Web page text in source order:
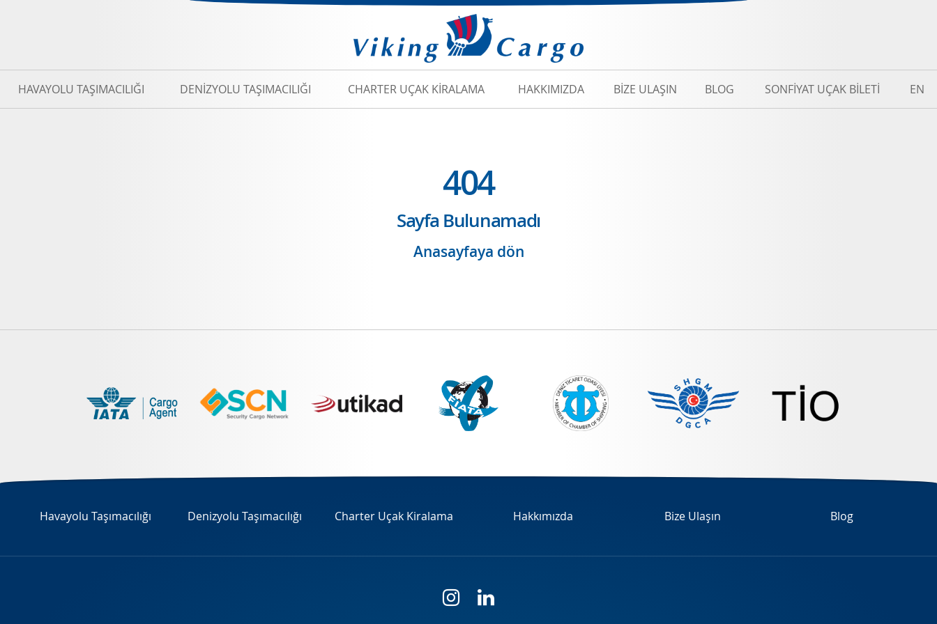
HAVAYOLU TAŞIMACILIĞI DENIZYOLU TAŞIMACILIĞI CHARTER UÇAK KIRALAMA HAKKIMIZDA BIZE ULAŞIN BLOG SONFIYAT UÇAK BILETI EN
404
Sayfa Bulunamadı
Anasayfaya dön
Havayolu Taşımacılığı Denizyolu Taşımacılığı Charter Uçak Kiralama Hakkımızda Bize Ulaşın Blog
i
l